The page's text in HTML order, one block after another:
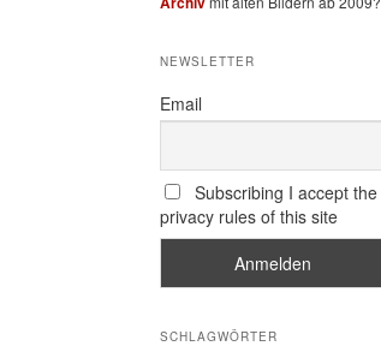
NEWSLETTER
Email
Subscribing I accept the
privacy rules of this site
SCHLAGWÖRTER